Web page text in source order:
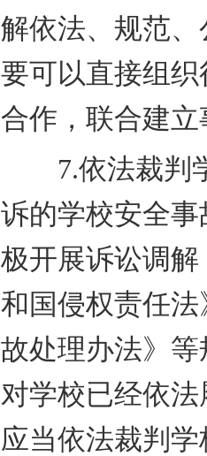
解依法、规范
要可以直接组
合作，联合建
7.依法裁判学
诉的学校安全
极开展诉讼调
和国侵权责任
故处理办法》
对学校已经依
应当依法裁判